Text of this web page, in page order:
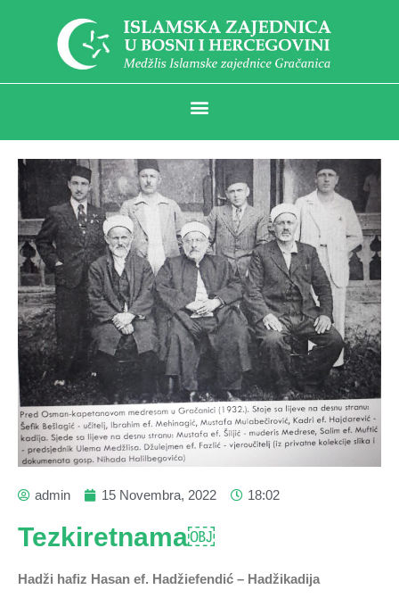
admin 15 Novembra, 2022 18:02
Tezkiretnama￼
Hadži hafiz Hasan ef. Hadžiefendić – Hadžikadija